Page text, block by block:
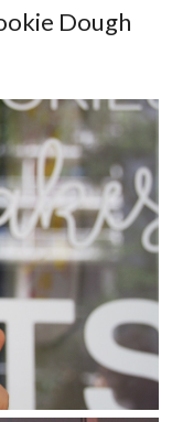
Dough